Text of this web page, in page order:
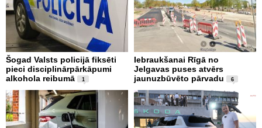
Šogad Valsts policijā fiksēti
pieci disciplinārpārkāpumi
alkohola reibumā
1
Iebraukšanai Rīgā no
Jelgavas puses atvērs
jaunuzbūvēto pārvadu
6